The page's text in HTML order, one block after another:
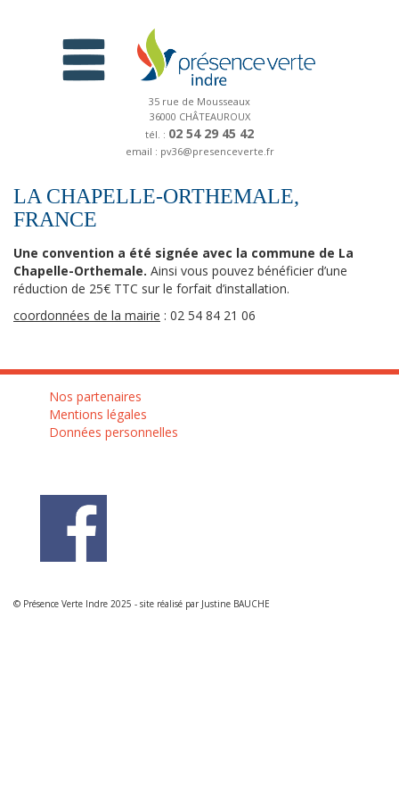
35 rue de Mousseaux
36000 CHÂTEAUROUX
tél. : 02 54 29 45 42
email : pv36@presenceverte.fr
LA CHAPELLE-ORTHEMALE,
FRANCE
Une convention a été signée avec la commune de La
Chapelle-Orthemale. Ainsi vous pouvez bénéficier d’une
réduction de 25€ TTC sur le forfait d’installation.
coordonnées de la mairie : 02 54 84 21 06
Nos partenaires
Mentions légales
Données personnelles
© Présence Verte Indre 2025 - site réalisé par Justine BAUCHE